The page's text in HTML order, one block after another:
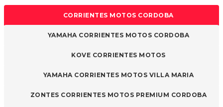
CORRIENTES MOTOS CORDOBA
YAMAHA CORRIENTES MOTOS CORDOBA
KOVE CORRIENTES MOTOS
YAMAHA CORRIENTES MOTOS VILLA MARIA
ZONTES CORRIENTES MOTOS PREMIUM CORDOBA